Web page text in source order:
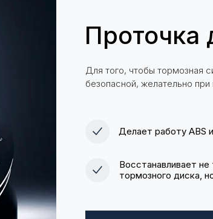
Проточка
Делает работу ABS
Восстанавливает
тормозного диска,
Для того, чтобы тормозная
безопасной, желательно